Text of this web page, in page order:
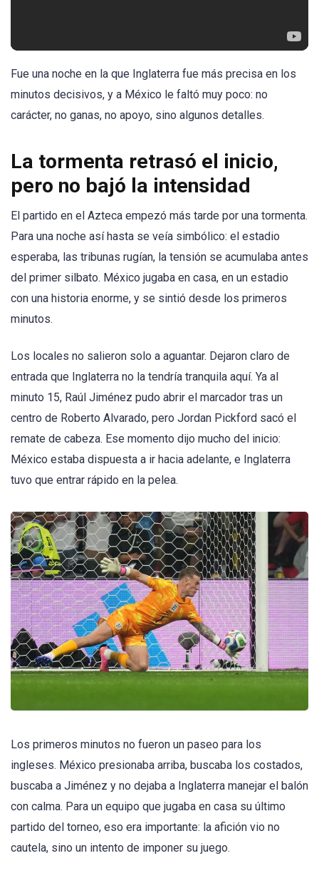
Fue una noche en la que Inglaterra fue más precisa en los
minutos decisivos, y a México le faltó muy poco: no
carácter, no ganas, no apoyo, sino algunos detalles.
La tormenta retrasó el inicio,
pero no bajó la intensidad
El partido en el Azteca empezó más tarde por una tormenta.
Para una noche así hasta se veía simbólico: el estadio
esperaba, las tribunas rugían, la tensión se acumulaba antes
del primer silbato. México jugaba en casa, en un estadio
con una historia enorme, y se sintió desde los primeros
minutos.
Los locales no salieron solo a aguantar. Dejaron claro de
entrada que Inglaterra no la tendría tranquila aquí. Ya al
minuto 15, Raúl Jiménez pudo abrir el marcador tras un
centro de Roberto Alvarado, pero Jordan Pickford sacó el
remate de cabeza. Ese momento dijo mucho del inicio:
México estaba dispuesta a ir hacia adelante, e Inglaterra
tuvo que entrar rápido en la pelea.
Los primeros minutos no fueron un paseo para los
ingleses. México presionaba arriba, buscaba los costados,
buscaba a Jiménez y no dejaba a Inglaterra manejar el balón
con calma. Para un equipo que jugaba en casa su último
partido del torneo, eso era importante: la afición vio no
cautela, sino un intento de imponer su juego.